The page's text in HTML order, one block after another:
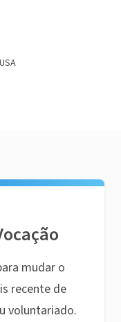
mudar o
recente de
voluntariado.